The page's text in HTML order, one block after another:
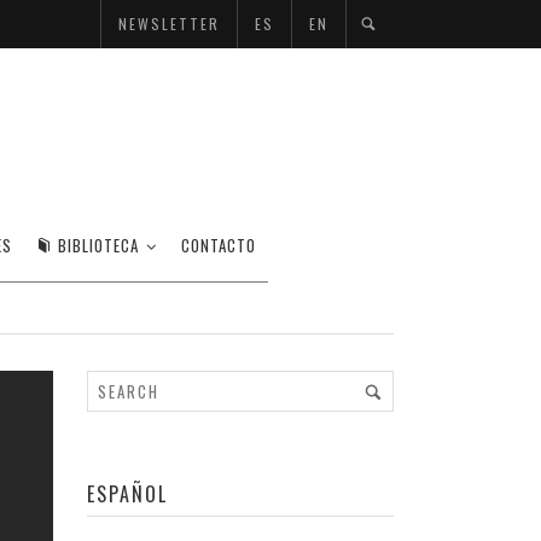
NEWSLETTER ES EN
BIBLIOTECA CONTACTO
ESPAÑOL